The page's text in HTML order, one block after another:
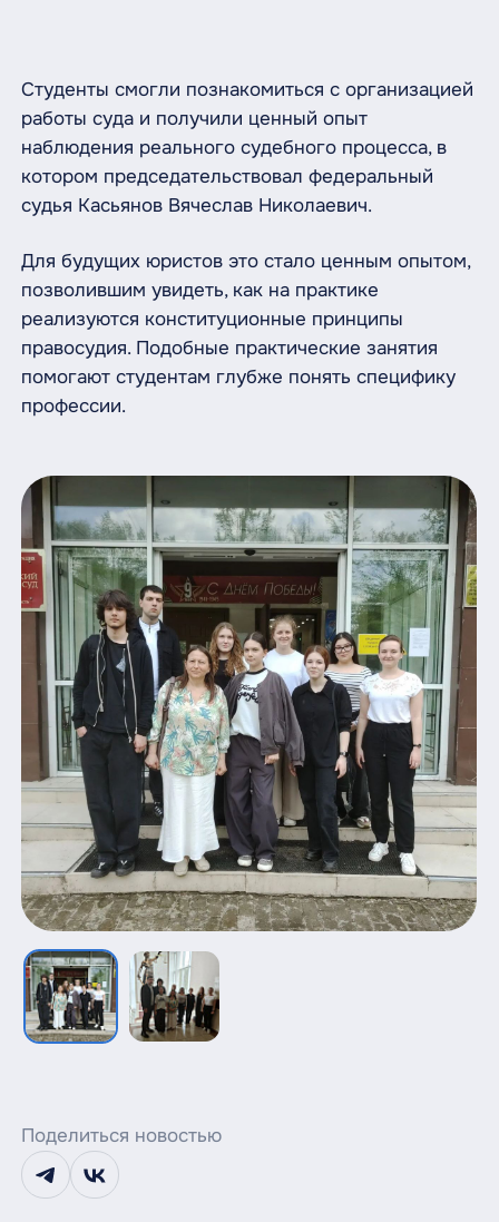
Студенты смогли познакомиться с организацией
работы суда и получили ценный опыт
наблюдения реального судебного процесса, в
котором председательствовал федеральный
судья Касьянов Вячеслав Николаевич.
Для будущих юристов это стало ценным опытом,
позволившим увидеть, как на практике
реализуются конституционные принципы
правосудия. Подобные практические занятия
помогают студентам глубже понять специфику
профессии.
Поделиться новостью
telegram
vk